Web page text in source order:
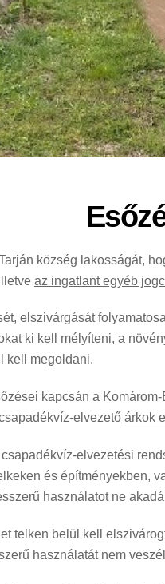
község lakosságát,
az ingatlant egyéb
elszivárgását
ki kell mélyíteni, a
kell megoldani.
kapcsán a
elvezető árkok
elvezetési
és építményekben,
használatot ne
telken belül kell
használatát nem